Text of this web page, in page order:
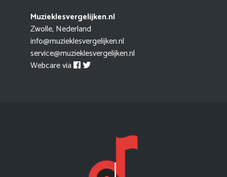
Muzieklesvergelijken.nl
Zwolle, Nederland
info@muzieklesvergelijken.nl
service@muzieklesvergelijken.nl
Webcare via